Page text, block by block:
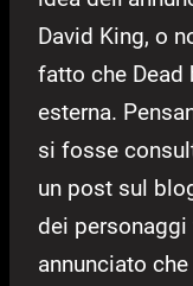
David King, o
fatto che Dead
esterna.
si fosse
un post sul
dei
annunciato